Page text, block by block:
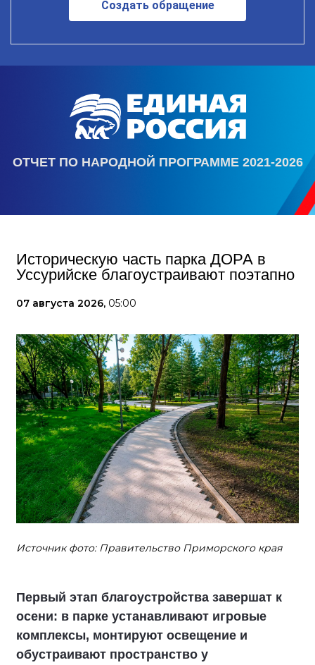
Создать обращение
ОТЧЕТ ПО НАРОДНОЙ ПРОГРАММЕ 2021-2026
Историческую часть парка ДОРА в
Уссурийске благоустраивают поэтапно
07 августа 2026, 05:00
Источник фото: Правительство Приморского края
Первый этап благоустройства завершат к
осени: в парке устанавливают игровые
комплексы, монтируют освещение и
обустраивают пространство у